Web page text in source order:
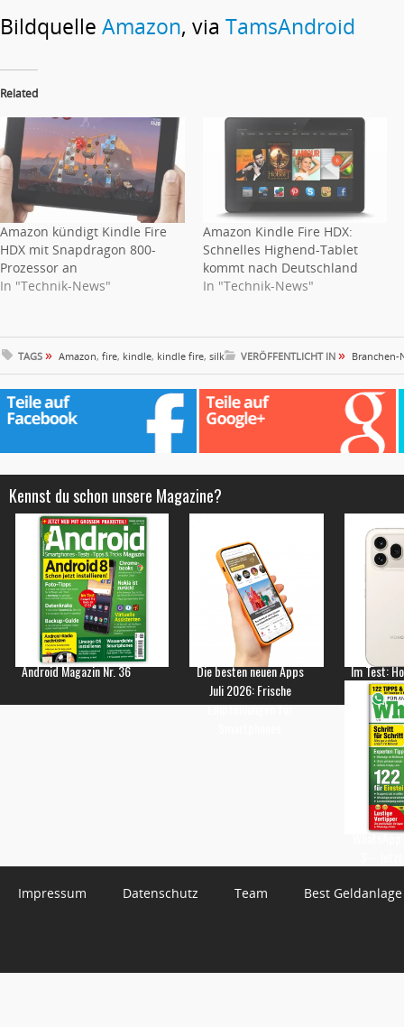
Bildquelle Amazon, via TamsAndroid
Related
Amazon kündigt Kindle Fire
HDX mit Snapdragon 800-
Prozessor an
In "Technik-News"
Amazon Kindle Fire HDX:
Schnelles Highend-Tablet
kommt nach Deutschland
In "Technik-News"
TAGS » Amazon, fire, kindle, kindle fire, silk VERÖFFENTLICHT IN » Branchen-
Kennst du schon unsere Magazine?
Android Magazin Nr. 36
Die besten neuen Apps
Juli 2026: Frische
Empfehlungen für
Im Test:
Impressum Datenschutz Team Best Geldanlage